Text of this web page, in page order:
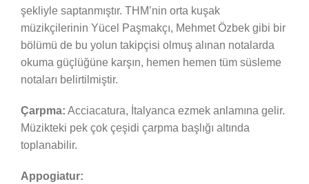
şekliyle saptanmıştır. THM’nin orta kuşak
müzikçilerinin Yücel Paşmakçı, Mehmet Özbek gibi bir
bölümü de bu yolun takipçisi olmuş alınan notalarda
okuma güçlüğüne karşın, hemen hemen tüm süsleme
notaları belirtilmiştir.
Çarpma: Acciacatura, İtalyanca ezmek anlamına gelir.
Müzikteki pek çok çeşidi çarpma başlığı altında
toplanabilir.
Appogiatur: